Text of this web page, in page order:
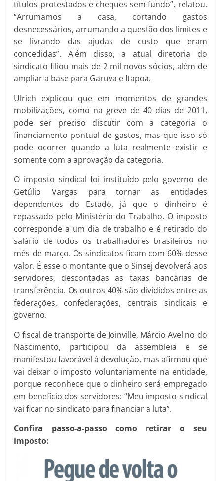
títulos protestados e cheques sem fundo”, relatou.
“Arrumamos a casa, cortando gastos
desnecessários, arrumando a questão dos limites e
se livrando das ajudas de custo que eram
concedidas”. Além disso, a atual diretoria do
sindicato filiou mais de 2 mil novos sócios, além de
ampliar a base para Garuva e Itapoá.
Ulrich explicou que em momentos de grandes
mobilizações, como na greve de 40 dias de 2011,
pode ser preciso discutir com a categoria o
financiamento pontual de gastos, mas que isso só
pode ocorrer quando a luta realmente existir e
somente com a aprovação da categoria.
O imposto sindical foi instituído pelo governo de
Getúlio Vargas para tornar as entidades
dependentes do Estado, já que o dinheiro é
repassado pelo Ministério do Trabalho. O imposto
corresponde a um dia de trabalho e é retirado do
salário de todos os trabalhadores brasileiros no
mês de março. Os sindicatos ficam com 60% desse
valor. É esse o montante que o Sinsej devolverá aos
servidores, descontadas as taxas bancárias de
transferência. Os outros 40% são divididos entre as
federações, confederações, centrais sindicais e
governo.
O fiscal de transporte de Joinville, Márcio Avelino do
Nascimento, participou da assembleia e se
manifestou favorável à devolução, mas afirmou que
vai deixar o imposto voluntariamente na entidade,
porque reconhece que o dinheiro será empregado
em benefício dos servidores: “Meu imposto sindical
vai ficar no sindicato para financiar a luta”.
Confira passo-a-passo como retirar o seu
imposto: